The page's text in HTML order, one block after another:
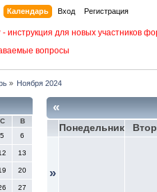
Календарь Вход Регистрация
- инструкция для новых участников
вопросы
» Ноября 2024
С
В
5 6
13
20
27
«
Понедельник
»